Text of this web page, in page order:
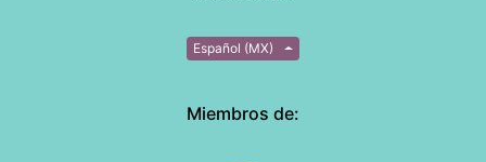
Español (MX)
Miembros de: